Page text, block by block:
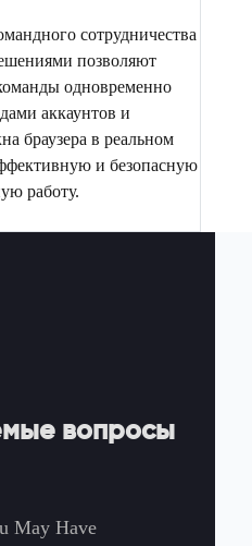
сотрудничества
позволяют
одновременно
аккаунтов и
браузера в реальном
и безопасную
работу.
вопросы
May Have